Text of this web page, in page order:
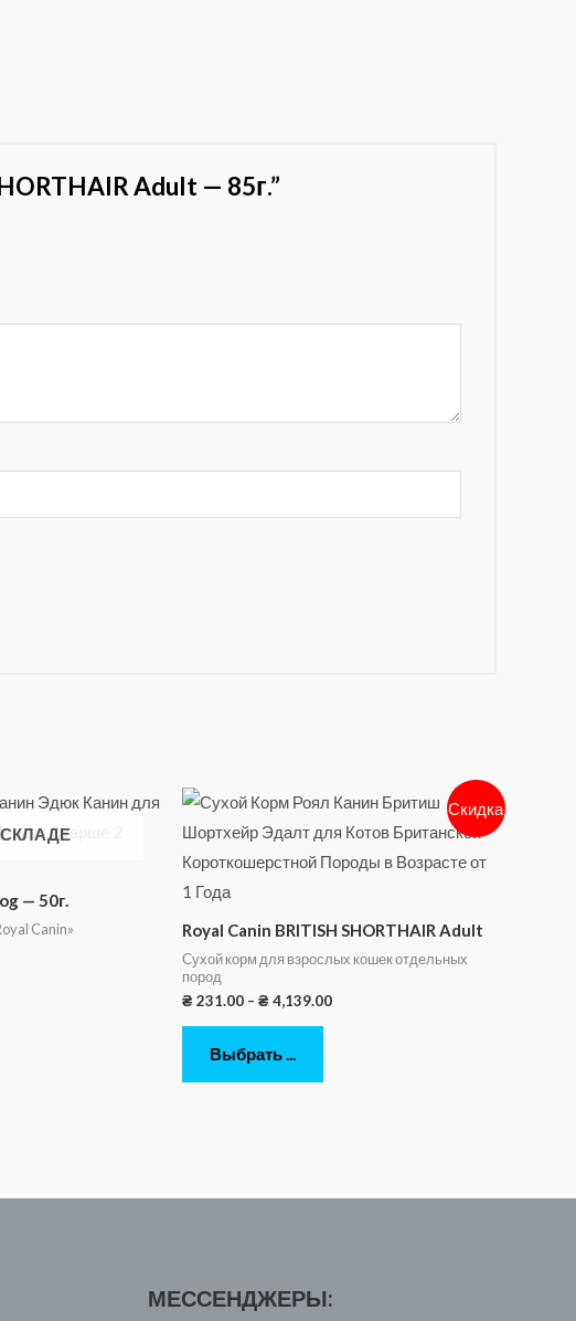
Adult — 85г.”
— 50г.
Canin»
Скидка
Royal Canin BRITISH SHORTHAIR Adult
Сухой корм для взрослых кошек отдельных
пород
₴ 231.00 – ₴ 4,139.00
Выбрать ...
МЕССЕНДЖЕРЫ: